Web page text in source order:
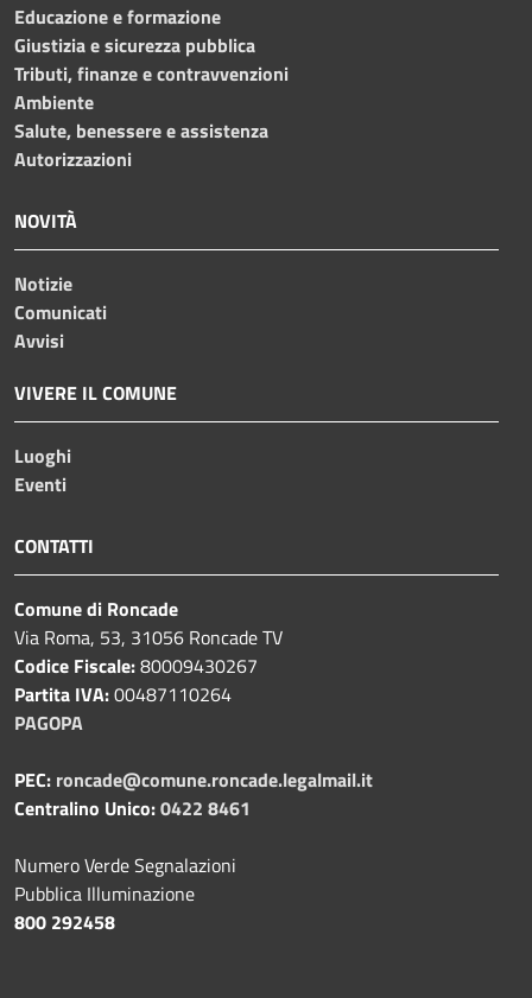
Educazione e formazione
Giustizia e sicurezza pubblica
Tributi, finanze e contravvenzioni
Ambiente
Salute, benessere e assistenza
Autorizzazioni
NOVITÀ
Notizie
Comunicati
Avvisi
VIVERE IL COMUNE
Luoghi
Eventi
CONTATTI
Comune di Roncade
Via Roma, 53, 31056 Roncade TV
Codice Fiscale:80009430267
Partita IVA:00487110264
PAGOPA
PEC: roncade@comune.roncade.legalmail.it
Centralino Unico:0422 8461
Numero Verde Segnalazioni
Pubblica Illuminazione
800 292458